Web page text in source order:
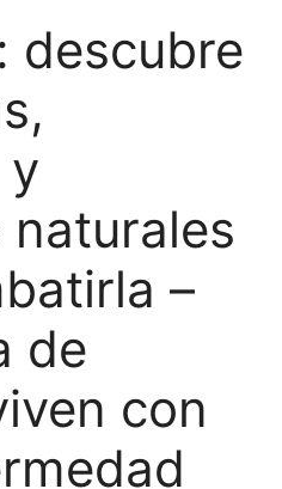
descubre
y
naturales
–
de
con